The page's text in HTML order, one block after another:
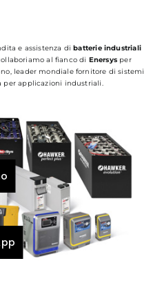
e assistenza dibatterie industriali
al fianco di Enersysper
leader mondiale fornitore di sistemi
per applicazioni industriali.